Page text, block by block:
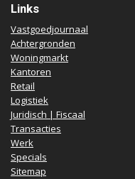
Links
Vastgoedjournaal
Achtergronden
Woningmarkt
Kantoren
Retail
Logistiek
Juridisch | Fiscaal
Transacties
Werk
Specials
Sitemap